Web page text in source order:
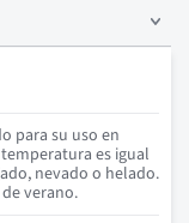
para su uso en
es igual
nevado o helado.
verano.